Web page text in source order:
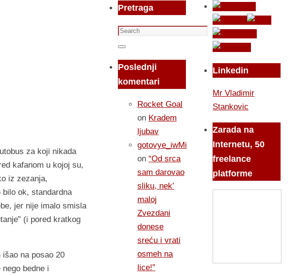
za koji nikada
kafanom u kojoj su,
iz zezanja,
ok, standardna
jer nije imalo smisla
(i pored kratkog
na posao 20
bedne i
Pretraga
Search
for:
Search
Poslednji
komentari
Rocket Goal
on Kradem
ljubav
gotovye_iwMi
on “Od srca
sam darovao
sliku, nek’
maloj
Zvezdani
donese
sreću i vrati
osmeh na
lice!”
Linkedin
Mr Vladimir
Stankovic
Zarada na
Internetu, 50
freelance
platforme